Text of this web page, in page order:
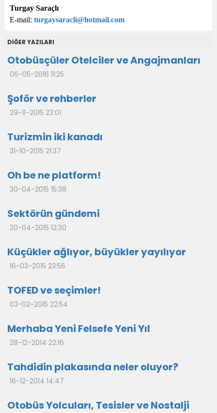
Turgay Saraçlı
E-mail: turgaysaracli@hotmail.com
DİĞER YAZILARI
Otobüsçüler Otelciler ve Angajmanları
06-05-2016 11:25
Şoför ve rehberler
29-11-2015 23:01
Turizmin iki kanadı
31-10-2015 21:37
Oh be ne platform!
30-04-2015 15:38
Sektörün gündemi
20-04-2015 12:30
Küçükler ağlıyor, büyükler yayılıyor
16-03-2015 23:56
TOFED ve seçimler!
03-02-2015 22:54
Merhaba Yeni Felsefe Yeni Yıl
28-12-2014 22:16
Tahdidin plakasında neler oluyor?
16-12-2014 14:47
Otobüs Yolcuları, Tesisler ve Nostalji